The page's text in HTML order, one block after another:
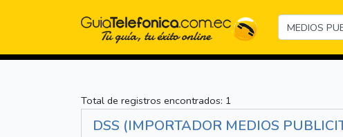
Total de registros encontrados: 1
DSS (IMPORTADOR MEDIOS